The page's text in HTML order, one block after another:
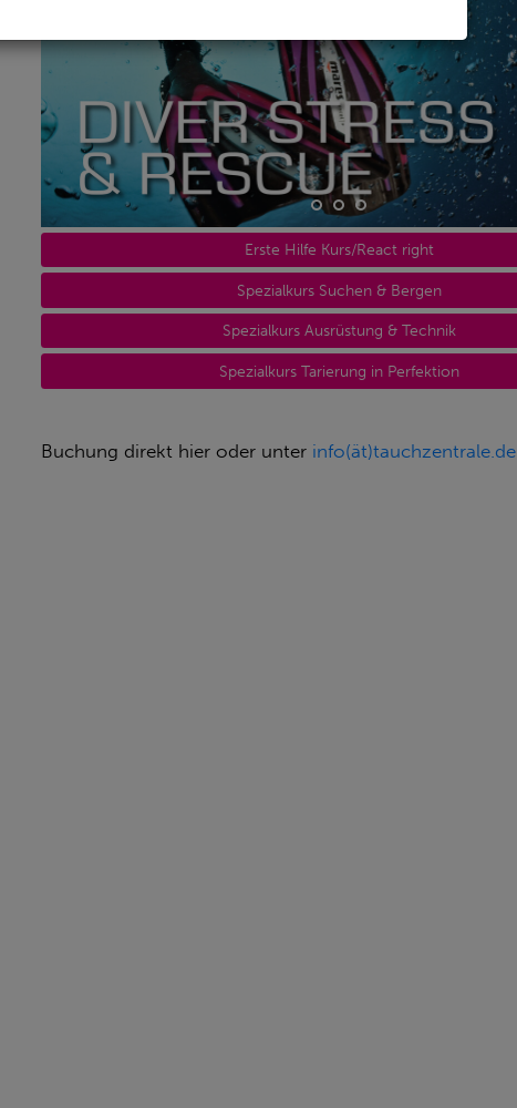
Erste Hilfe Kurs/React right
Spezialkurs Suchen & Bergen
Spezialkurs Ausrüstung & Technik
Spezialkurs Tarierung in Perfektion
Buchung direkt hier oder unter info(ät)tauchzentrale.de